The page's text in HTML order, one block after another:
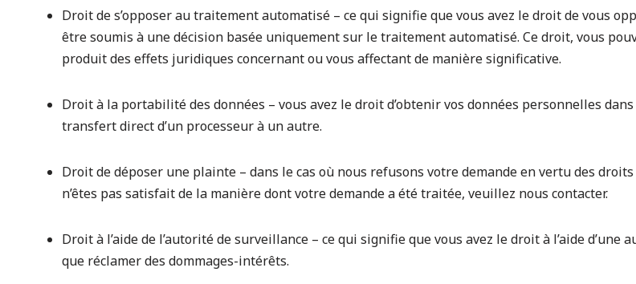
Droit de s’opposer au traitement automatisé – ce qui signifie que vous avez le droit de vous
être soumis à une décision basée uniquement sur le traitement automatisé. Ce droit, vous
produit des effets juridiques concernant ou vous affectant de manière significative.
Droit à la portabilité des données – vous avez le droit d’obtenir vos données personnelles
transfert direct d’un processeur à un autre.
Droit de déposer une plainte – dans le cas où nous refusons votre demande en vertu des
n’êtes pas satisfait de la manière dont votre demande a été traitée, veuillez nous contacter.
Droit à l’aide de l’autorité de surveillance – ce qui signifie que vous avez le droit à l’aide
que réclamer des dommages-intérêts.